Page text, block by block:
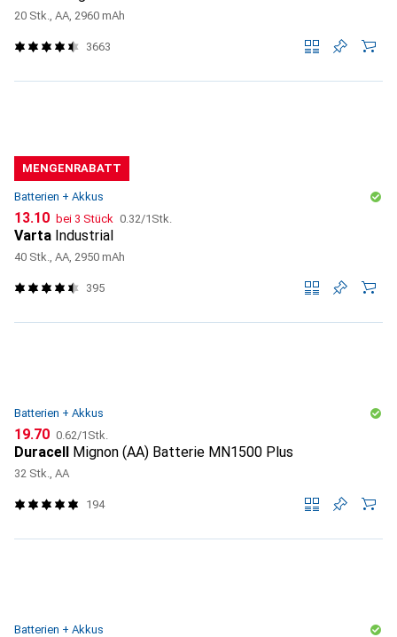
20 Stk., AA, 2960 mAh
3663
MENGENRABATT
Batterien + Akkus
CHF
13.10 bei 3 Stück CHF
0.32/1Stk.
Varta Industrial
40 Stk., AA, 2950 mAh
395
Batterien + Akkus
CHF
19.70 CHF
0.62/1Stk.
Duracell Mignon (AA) Batterie MN1500 Plus
32 Stk., AA
194
Batterien + Akkus